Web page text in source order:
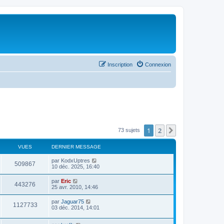
Connexion
Inscription
73 sujets 1 2
VUES DERNIER MESSAGE
509867 par KodxUptres
10 déc. 2025, 16:40
443276 par Eric
25 avr. 2010, 14:46
1127733 par Jaguar75
03 déc. 2014, 14:01